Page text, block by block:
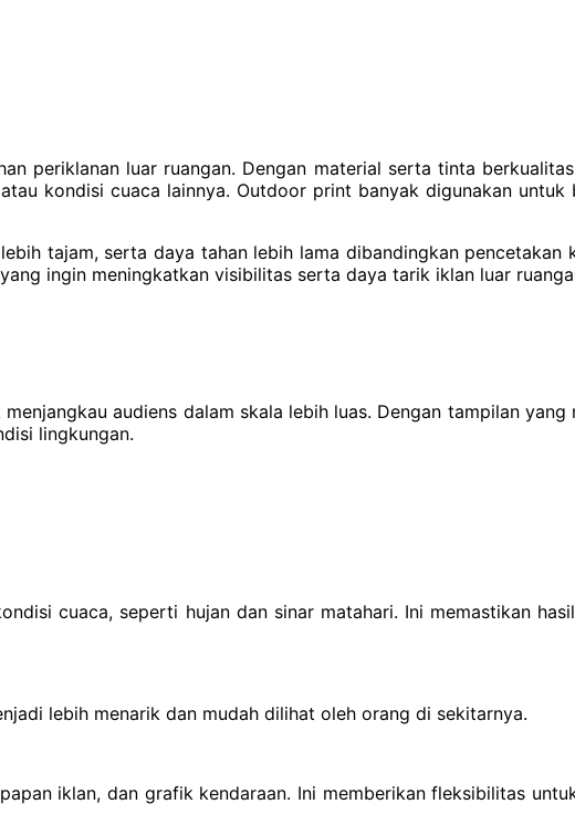
periklanan luar ruangan. Dengan material serta tinta
kondisi cuaca lainnya. Outdoor print banyak digunakan
tajam, serta daya tahan lebih lama dibandingkan pencetakan
ingin meningkatkan visibilitas serta daya tarik iklan luar
audiens dalam skala lebih luas. Dengan tampilan
lingkungan.
cuaca, seperti hujan dan sinar matahari. Ini memastikan
lebih menarik dan mudah dilihat oleh orang di sekitarnya.
iklan, dan grafik kendaraan. Ini memberikan fleksibilitas